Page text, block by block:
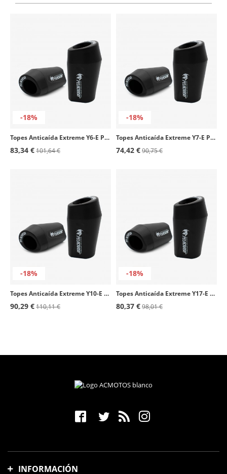
-18%
Topes Anticaída Extreme Y6-E Pelacrash para Yamaha Fazer 1000 (01-05)
83,34 €101,64 €
-18%
Topes Anticaída Extreme Y7-E Pelacrash para Yamaha EXUP (91-94)
74,42 €90,75 €
-18%
Topes Anticaída Extreme Y10-E Pelacrash para Yamaha R6 (03-05)
90,29 €110,11 €
-18%
Topes Anticaída Extreme Y17-E Pelacrash para Yamaha FJR 1300 (06-12)
80,37 €98,01 €
INFORMACIÓN